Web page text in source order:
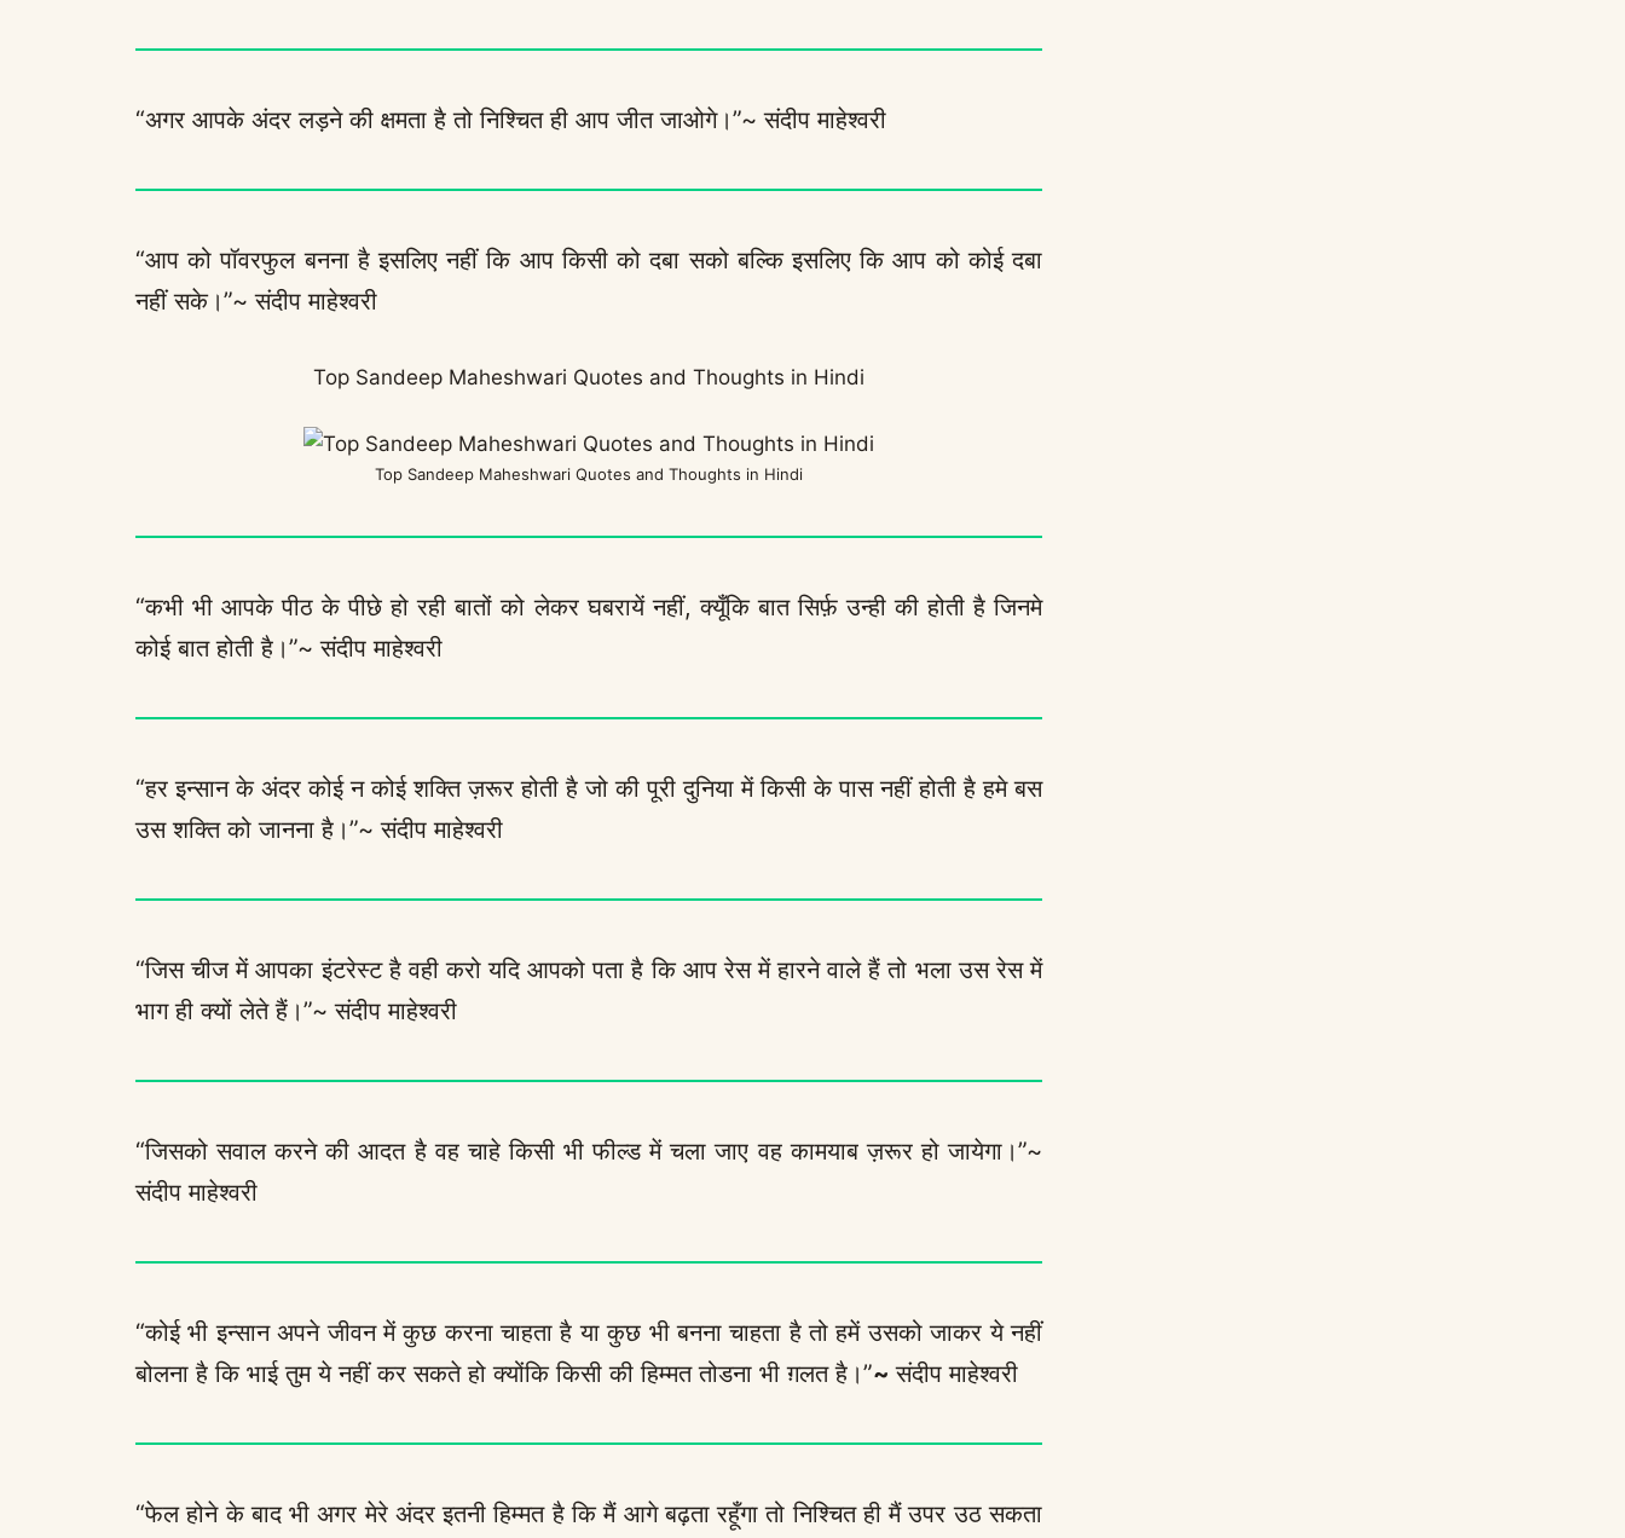
“अगर आपके अंदर लड़ने की क्षमता है तो निश्चित ही आप जीत जाओगे।”~ संदीप माहेश्वरी
“आप को पॉवरफुल बनना है इसलिए नहीं कि आप किसी को दबा सको बल्कि इसलिए कि आप को कोई दबा
नहीं सके।”~ संदीप माहेश्वरी
Top Sandeep Maheshwari Quotes and Thoughts in Hindi
Top Sandeep Maheshwari Quotes and Thoughts in Hindi
“कभी भी आपके पीठ के पीछे हो रही बातों को लेकर घबरायें नहीं, क्यूँकि बात सिर्फ़ उन्ही की होती है जिनमे
कोई बात होती है।”~ संदीप माहेश्वरी
“हर इन्सान के अंदर कोई न कोई शक्ति ज़रूर होती है जो की पूरी दुनिया में किसी के पास नहीं होती है हमे बस
उस शक्ति को जानना है।”~ संदीप माहेश्वरी
“जिस चीज में आपका इंटरेस्ट है वही करो यदि आपको पता है कि आप रेस में हारने वाले हैं तो भला उस रेस में
भाग ही क्यों लेते हैं।”~ संदीप माहेश्वरी
“जिसको सवाल करने की आदत है वह चाहे किसी भी फील्ड में चला जाए वह कामयाब ज़रूर हो जायेगा।”~
संदीप माहेश्वरी
“कोई भी इन्सान अपने जीवन में कुछ करना चाहता है या कुछ भी बनना चाहता है तो हमें उसको जाकर ये नहीं
बोलना है कि भाई तुम ये नहीं कर सकते हो क्योंकि किसी की हिम्मत तोडना भी ग़लत है।”~संदीप माहेश्वरी
“फेल होने के बाद भी अगर मेरे अंदर इतनी हिम्मत है कि मैं आगे बढ़ता रहूँगा तो निश्चित ही मैं उपर उठ सकता